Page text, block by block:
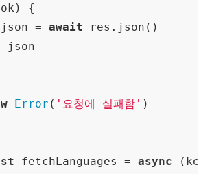
{
json = await res.json()
json
Error ( '요청에 실패함' )
fetchLanguages = async